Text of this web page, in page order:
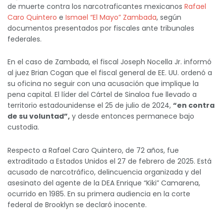
de muerte contra los narcotraficantes mexicanos Rafael
Caro Quintero e Ismael “El Mayo” Zambada, según
documentos presentados por fiscales ante tribunales
federales.
En el caso de Zambada, el fiscal Joseph Nocella Jr. informó
al juez Brian Cogan que el fiscal general de EE. UU. ordenó a
su oficina no seguir con una acusación que implique la
pena capital. El líder del Cártel de Sinaloa fue llevado a
territorio estadounidense el 25 de julio de 2024, “en contra
de su voluntad”, y desde entonces permanece bajo
custodia.
Respecto a Rafael Caro Quintero, de 72 años, fue
extraditado a Estados Unidos el 27 de febrero de 2025. Está
acusado de narcotráfico, delincuencia organizada y del
asesinato del agente de la DEA Enrique “Kiki” Camarena,
ocurrido en 1985. En su primera audiencia en la corte
federal de Brooklyn se declaró inocente.